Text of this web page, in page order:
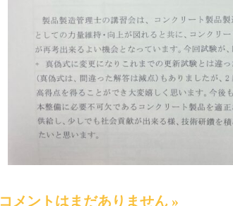
コメントはまだありません »